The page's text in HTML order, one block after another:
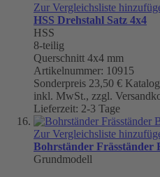
Zur Vergleichsliste
HSS Drehstahl Satz 4x4
HSS
8-teilig
Querschnitt 4x4 mm
Artikelnummer: 10915
Sonderpreis 23,50 €
inkl. MwSt., zzgl.
Lieferzeit: 2-3 Tage
Zur Vergleichsliste
Bohrständer Fräsständer
Grundmodell